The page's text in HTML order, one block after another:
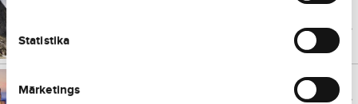
Statistika
Mārketings
Vienā virzienā
no € 101